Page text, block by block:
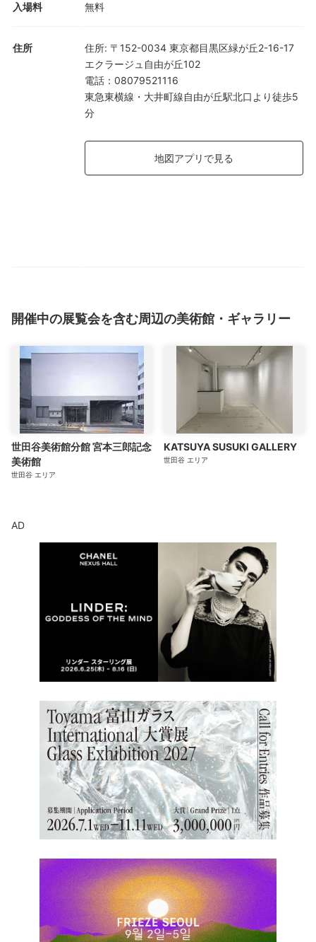
入場料 無料
住所 住所: 〒152-0034 東京都目黒区緑が丘2-16-17
エクラージュ自由が丘102
電話 ： 08079521116
東急東横線・大井町線自由が丘駅北口より徒歩5
分
地図アプリで見る
開催中の展覧会を含む周辺の美術館・ギャラリー
世田谷美術館分館 宮本三郎記念
美術館
世田谷 エリア
KATSUYA SUSUKI GALLERY
世田谷 エリア
AD